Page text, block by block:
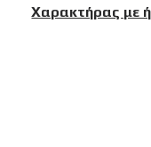
Χαρακτήρας με